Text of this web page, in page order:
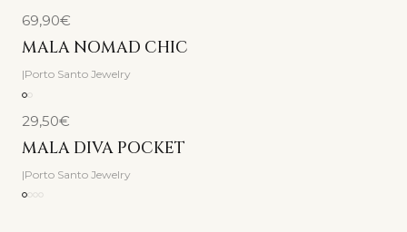
69,90€
MALA NOMAD CHIC
|Porto Santo Jewelry
29,50€
MALA DIVA POCKET
|Porto Santo Jewelry